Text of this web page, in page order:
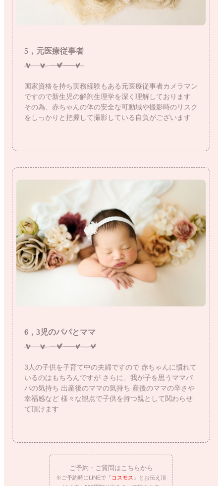
5，元医療従事者
国家資格を持ち実務経験もある元医療従事者カメラマン
ですので新生児の解剖生理学を深く理解しております
その為、赤ちゃんの体の安全な可動域や撮影時のリスク
をしっかりと把握して撮影している自負がございます
6，3児のパパとママ
3人の子供を子育て中の夫婦ですので 赤ちゃんに慣れて
いるのはもちろんですが さらに、我が子を思うママパ
パの気持ち 出産後のママの気持ち 産後のママの辛さや
幸福感など 様々な観点で子供を持つ親として関わらせ
て頂けます
ご予約・ご質問はこちらから
※ご予約時にLINEで『 コスモス 』とお伝え頂